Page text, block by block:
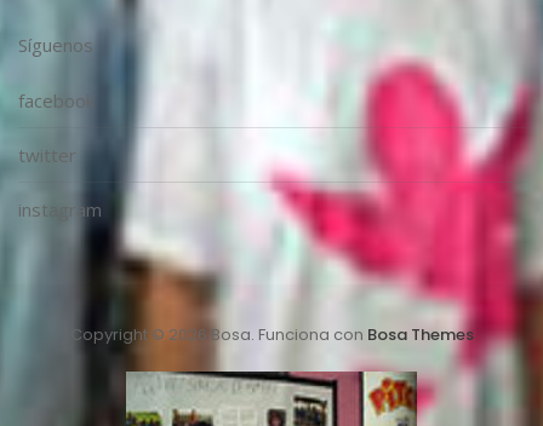
Síguenos
facebook
twitter
instagram
Copyright © 2026 Bosa. Funciona con Bosa Themes